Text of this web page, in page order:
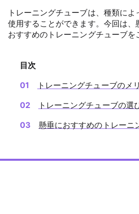
トレーニングチューブは、種類に
使用することができます。今回は、
おすすめのトレーニングチューブを
目次
トレーニングチューブのメ
トレーニングチューブの選
懸垂におすすめのトレーニ